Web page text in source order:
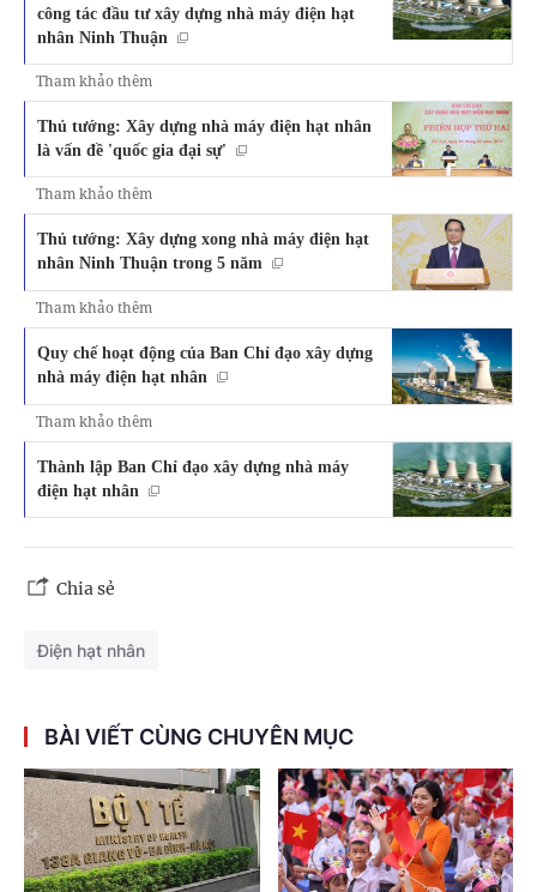
công tác đầu tư xây dựng nhà máy điện hạt
nhân Ninh Thuận
Tham khảo thêm
Thủ tướng: Xây dựng nhà máy điện hạt nhân
là vấn đề 'quốc gia đại sự'
Tham khảo thêm
Thủ tướng: Xây dựng xong nhà máy điện hạt
nhân Ninh Thuận trong 5 năm
Tham khảo thêm
Quy chế hoạt động của Ban Chỉ đạo xây dựng
nhà máy điện hạt nhân
Tham khảo thêm
Thành lập Ban Chỉ đạo xây dựng nhà máy
điện hạt nhân
Chia sẻ
Điện hạt nhân
BÀI VIẾT CÙNG CHUYÊN MỤC